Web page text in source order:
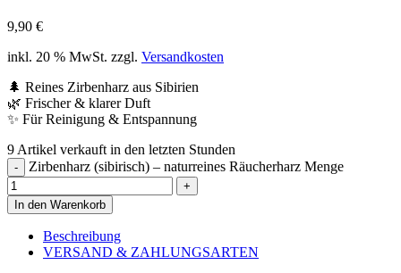
9,90 €
inkl. 20 % MwSt. zzgl. Versandkosten
🌲 Reines Zirbenharz aus Sibirien
🌿 Frischer & klarer Duft
✨ Für Reinigung & Entspannung
9 Artikel verkauft in den letzten Stunden
Zirbenharz (sibirisch) – naturreines Räucherharz Menge
In den Warenkorb
Beschreibung
VERSAND & ZAHLUNGSARTEN